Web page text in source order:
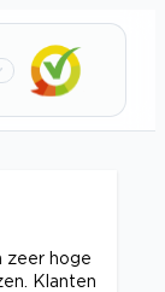
zeer hoge
Klanten